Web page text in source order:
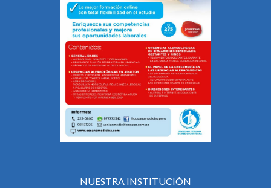
NUESTRA INSTITUCIÓN